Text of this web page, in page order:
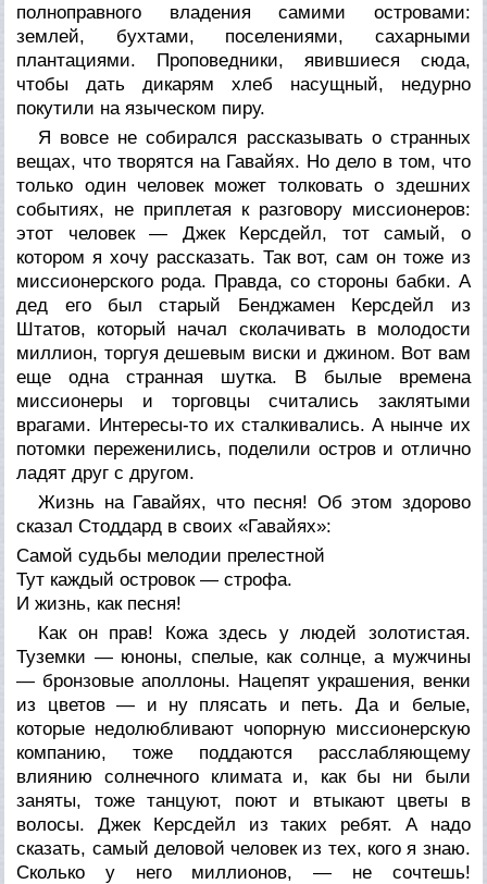
полноправного владения самими островами:
землей, бухтами, поселениями, сахарными
плантациями. Проповедники, явившиеся сюда,
чтобы дать дикарям хлеб насущный, недурно
покутили на языческом пиру.
Я вовсе не собирался рассказывать о странных
вещах, что творятся на Гавайях. Но дело в том, что
только один человек может толковать о здешних
событиях, не приплетая к разговору миссионеров:
этот человек — Джек Керсдейл, тот самый, о
котором я хочу рассказать. Так вот, сам он тоже из
миссионерского рода. Правда, со стороны бабки. А
дед его был старый Бенджамен Керсдейл из
Штатов, который начал сколачивать в молодости
миллион, торгуя дешевым виски и джином. Вот вам
еще одна странная шутка. В былые времена
миссионеры и торговцы считались заклятыми
врагами. Интересы-то их сталкивались. А нынче их
потомки переженились, поделили остров и отлично
ладят друг с другом.
Жизнь на Гавайях, что песня! Об этом здорово
сказал Стоддард в своих «Гавайях»:
Самой судьбы мелодии прелестной
Тут каждый островок — строфа.
И жизнь, как песня!
Как он прав! Кожа здесь у людей золотистая.
Туземки — юноны, спелые, как солнце, а мужчины
— бронзовые аполлоны. Нацепят украшения, венки
из цветов — и ну плясать и петь. Да и белые,
которые недолюбливают чопорную миссионерскую
компанию, тоже поддаются расслабляющему
влиянию солнечного климата и, как бы ни были
заняты, тоже танцуют, поют и втыкают цветы в
волосы. Джек Керсдейл из таких ребят. А надо
сказать, самый деловой человек из тех, кого я знаю.
Сколько у него миллионов, — не сочтешь!